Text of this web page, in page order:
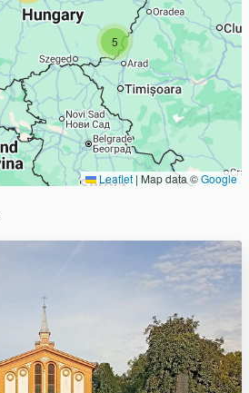
5
Leaflet | Map data ©Google